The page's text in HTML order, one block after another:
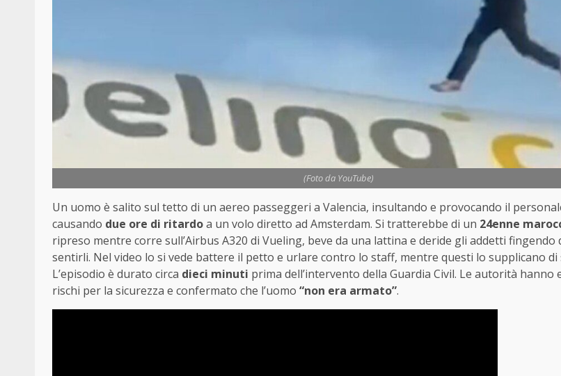
(Foto da YouTube)
Un uomo è salito sul tetto di un aereo passeggeri a Valencia, insultando e provocando il
causando due ore di ritardoa un volo diretto ad Amsterdam. Si tratterebbe di un 24enne
ripreso mentre corre sull’Airbus A320 di Vueling, beve da una lattina e deride gli addetti fingendo
sentirli. Nel video lo si vede battere il petto e urlare contro lo staff, mentre questi lo supplicano di
L’episodio è durato circa dieci minuti prima dell’intervento della Guardia Civil. Le autorità hanno
rischi per la sicurezza e confermato che l’uomo “non era armato”.